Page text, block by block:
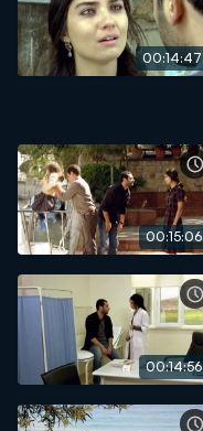
00:14:47
00:15:06
00:14:56